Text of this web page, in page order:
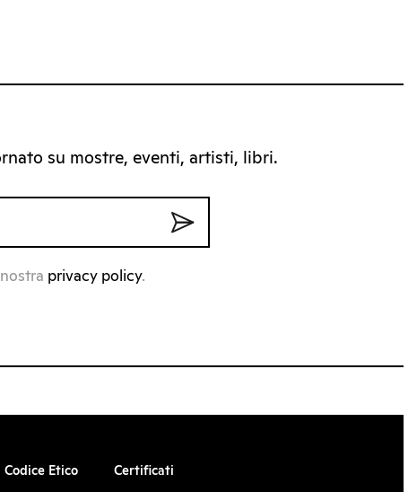
su mostre, eventi, artisti, libri.
privacy policy.
Codice Etico Certificati